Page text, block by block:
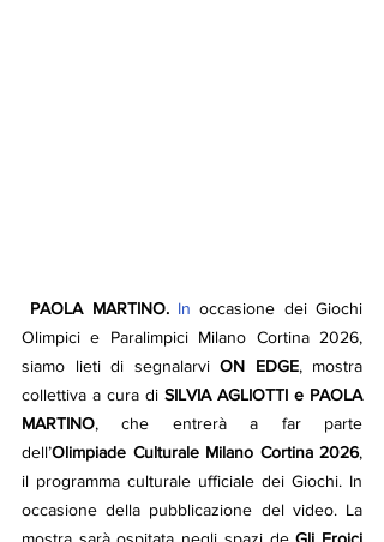
PAOLA MARTINO. In occasione dei Giochi
Olimpici e Paralimpici Milano Cortina 2026,
siamo lieti di segnalarvi ON EDGE, mostra
collettiva a cura di SILVIA AGLIOTTI e PAOLA
MARTINO, che entrerà a far parte
dell’Olimpiade Culturale Milano Cortina 2026,
il programma culturale ufficiale dei Giochi. In
occasione della pubblicazione del video. La